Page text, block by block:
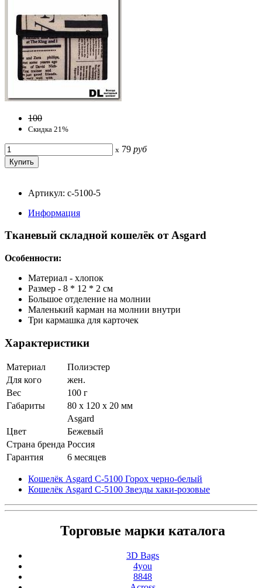
100
Скидка 21%
x 79 руб
Артикул: с-5100-5
Информация
Тканевый складной кошелёк от Asgard
Особенности:
Материал - хлопок
Размер - 8 * 12 * 2 см
Большое отделение на молнии
Маленький карман на молнии внутри
Три кармашка для карточек
Характеристики
Материал
Полиэстер
Для кого
жен.
Вес
100 г
Габариты
80 x 120 x 20 мм
Asgard
Цвет
Бежевый
Страна бренда Россия
Гарантия
6 месяцев
Кошелёк Asgard С-5100 Горох черно-белый
Кошелёк Asgard С-5100 Звезды хаки-розовые
Торговые марки каталога
3D Bags
4you
8848